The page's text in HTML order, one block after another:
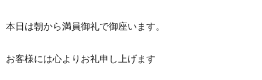
本日は朝から満員御礼で御座います。
お客様には心よりお礼申し上げます